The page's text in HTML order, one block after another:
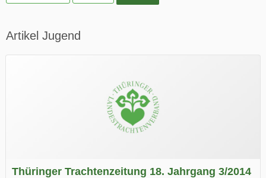
Artikel Jugend
Thüringer Trachtenzeitung 18. Jahrgang 3/2014